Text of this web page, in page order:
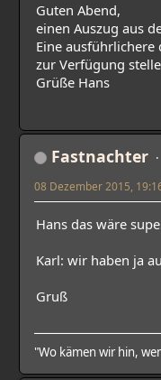
Guten Abend,
einen Auszug aus
Eine ausführlichere
zur Verfügung
Grüße Hans
Fastnachter
08 Dezember 2015,
Hans das wäre
Karl: wir haben ja
Gruß
"Wo kämen wir hin,